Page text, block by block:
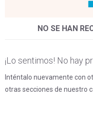
NO SE HAN
¡Lo sentimos! No hay
Inténtalo nuevamente con
otras secciones de nuestro